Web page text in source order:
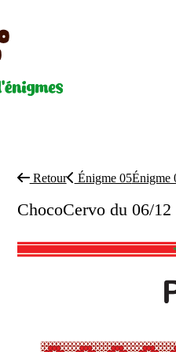
Retour Énigme 05Énigme
ChocoCervo du 06/12